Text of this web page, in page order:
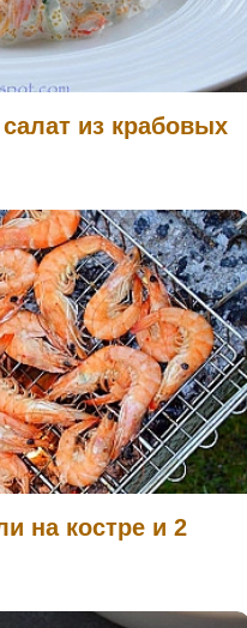
из крабовых
на костре и 2